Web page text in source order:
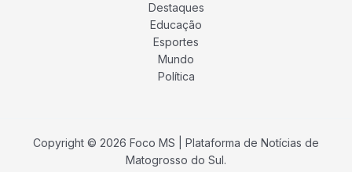
Destaques
Educação
Esportes
Mundo
Política
Copyright © 2026 Foco MS | Plataforma de Notícias de
Matogrosso do Sul.